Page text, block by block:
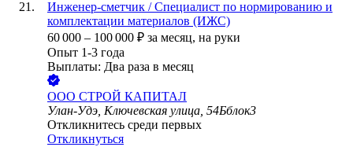
Инженер-сметчик / Специалист по нормированию и
комплектации материалов (ИЖС)
60 000 – 100 000 ₽ за месяц, на руки
Опыт 1-3 года
Выплаты: Два раза в месяц
ООО СТРОЙ КАПИТАЛ
Улан-Удэ, Ключевская улица, 54Бблок3
Откликнитесь среди первых
Откликнуться